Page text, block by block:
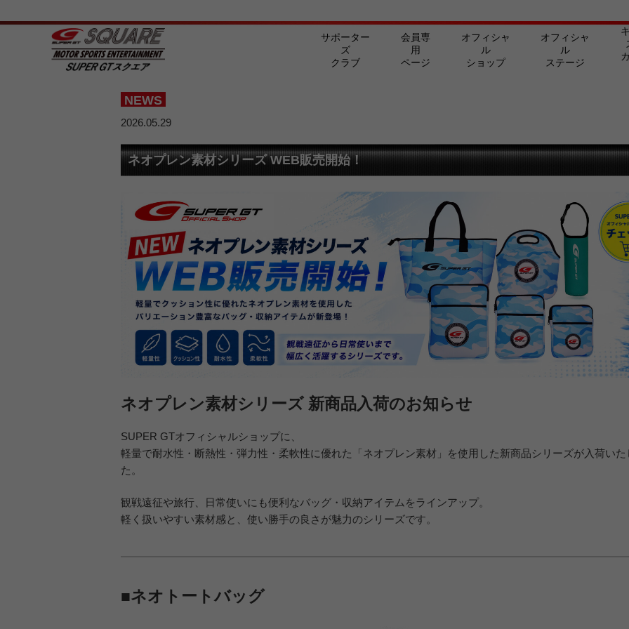
サポーター
ズ
クラブ
会員専
用
ページ
オフィシャ
ル
ショップ
オフィシャ
ル
ステージ
NEWS
2026.05.29
ネオプレン素材シリーズ WEB販売開始！
ネオプレン素材シリーズ 新商品入荷のお知らせ
SUPER GTオフィシャルショップに、
軽量で耐水性・断熱性・弾力性・柔軟性に優れた「ネオプレン素材」を使用した新商品シリーズが入荷いた
た。
観戦遠征や旅行、日常使いにも便利なバッグ・収納アイテムをラインアップ。
軽く扱いやすい素材感と、使い勝手の良さが魅力のシリーズです。
■ネオトートバッグ